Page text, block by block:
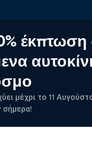
έκπτωση
μέχρι το 11
σήμερα!